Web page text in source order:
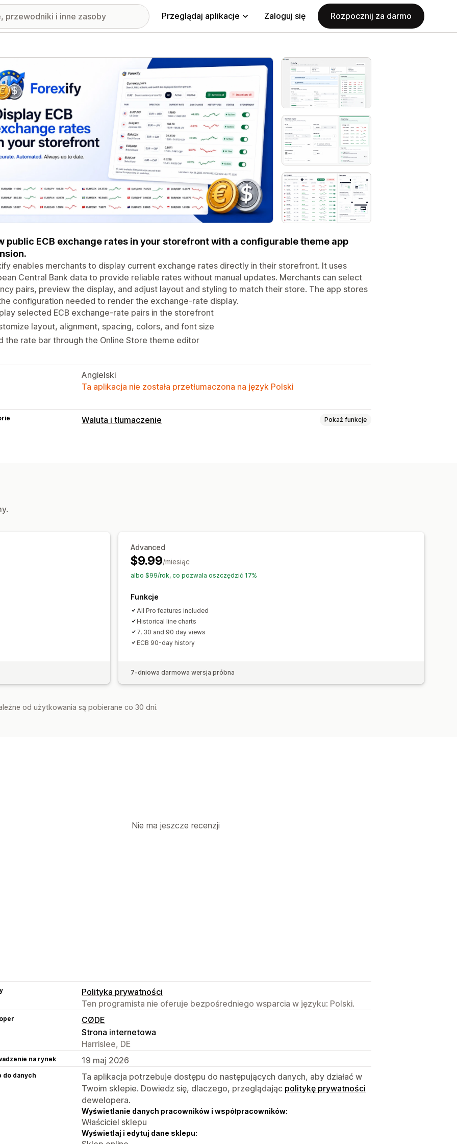
Przeglądaj aplikacje Zaloguj się Rozpocznij za darmo
public ECB exchange rates in your storefront with a configurable theme app
enables merchants to display current exchange rates directly in their storefront. It uses
Central Bank data to provide reliable rates without manual updates. Merchants can select
pairs, preview the display, and adjust layout and styling to match their store. The app stores
configuration needed to render the exchange-rate display.
selected ECB exchange-rate pairs in the storefront
layout, alignment, spacing, colors, and font size
the rate bar through the Online Store theme editor
Angielski
Ta aplikacja nie została przetłumaczona na język Polski
Waluta i tłumaczenie Pokaż funkcje
Advanced
$9.99/miesiąc
albo $99/rok, co pozwala oszczędzić 17%
Funkcje
All Pro features included
Historical line charts
7, 30 and 90 day views
ECB 90-day history
7-dniowa darmowa wersja próbna
od użytkowania są pobierane co 30 dni.
Nie ma jeszcze recenzji
Polityka prywatności
Ten programista nie oferuje bezpośredniego wsparcia w języku: Polski.
CØDE
Strona internetowa
Harrislee, DE
na rynek 19 maj 2026
do danych
Ta aplikacja potrzebuje dostępu do następujących danych, aby działać w
Twoim sklepie. Dowiedz się, dlaczego, przeglądając politykę prywatności
dewelopera.
Wyświetlanie danych pracowników i współpracowników:
Właściciel sklepu
Wyświetlaj i edytuj dane sklepu: